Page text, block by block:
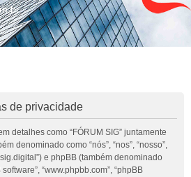
de privacidade
detalhes como “FÓRUM SIG” juntamente
denominado como “nós”, “nos”, “nosso”,
e phpBB (também denominado
software”, “www.phpbb.com”, “phpBB